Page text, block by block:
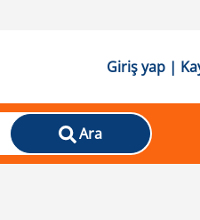
Giriş yap |
Ara